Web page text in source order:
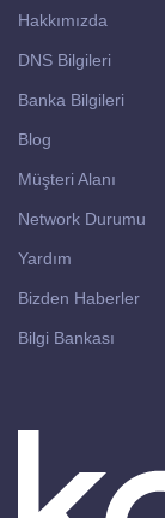
Hakkımızda
DNS Bilgileri
Banka Bilgileri
Blog
Müşteri Alanı
Network Durumu
Yardım
Bizden Haberler
Bilgi Bankası